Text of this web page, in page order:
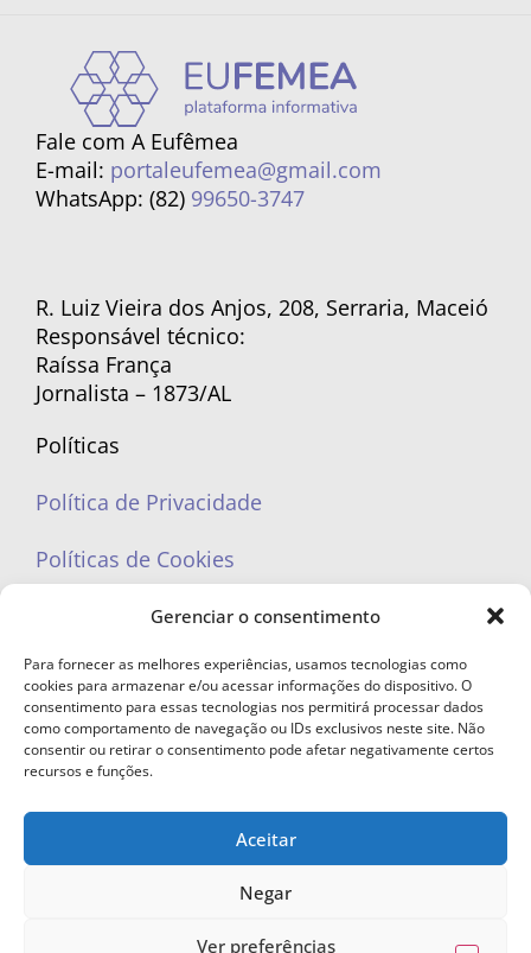
Gerenciar o consentimento
Para fornecer as melhores experiências, usamos tecnologias como
cookies para armazenar e/ou acessar informações do dispositivo. O
consentimento para essas tecnologias nos permitirá processar dados
como comportamento de navegação ou IDs exclusivos neste site. Não
consentir ou retirar o consentimento pode afetar negativamente certos
recursos e funções.
Aceitar
Negar
Ver preferências
Fale com A Eufêmea
E-mail: portaleufemea@gmail.com
WhatsApp: (82) 99650-3747
R. Luiz Vieira dos Anjos, 208, Serraria, Maceió
Responsável técnico:
Raíssa França
Jornalista – 1873/AL
Políticas
Política de Privacidade
Políticas de Cookies
portaleufemea@gmail.com
© Copyright 2023 - Todos os direitos reservados. Proibida cópia total ou
parcial sem autorização.